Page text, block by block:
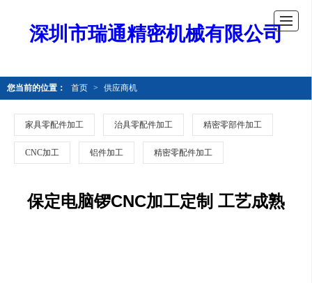
深圳市瑞通精密机械有限公司
您当前的位置： 首页 > 供应商机
家具零配件加工 治具零配件加工 精密零部件加工
CNC加工 铝件加工 精密零配件加工
保定电脑锣CNC加工定制 工艺成熟